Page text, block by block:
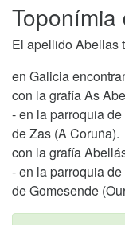
El apellido Abellas
en Galicia
con la grafía As
- en la parroquia
de Zas (A Coruña).
con la grafía
- en la parroquia
de Gomesende